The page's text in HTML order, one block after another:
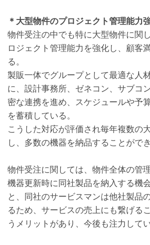
＊大型物件のプロジェクト管理能力
物件受注の中でも特に大型物件に関
ロジェクト管理能力を強化し、顧客
る。
製販一体でグループとして最適な人
に、設計事務所、ゼネコン、サブコ
密な連携を進め、スケジュールや予
を蓄積している。
こうした対応が評価され毎年複数の
し、多数の機器を納品することがで
物件受注に関しては、物件全体の管
機器更新時に同社製品を納入する機
と、同社のサービスマンは他社製品
るため、サービスの売上にも繋げる
うメリットがあり、今後も注力して